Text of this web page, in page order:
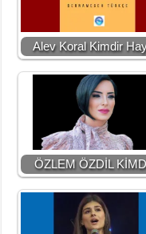
Alev Koral Kimdir
ÖZLEM ÖZDİL